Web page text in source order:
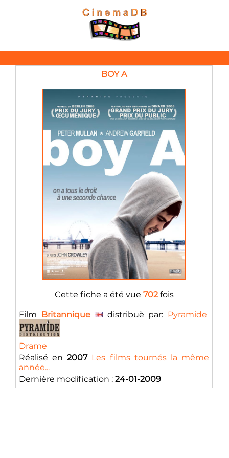
BOY A
Cette fiche a été vue 702fois
Film Britannique distribuè par: Pyramide
Drame
Réalisé en2007 Les films tournés la même
année...
Dernière modification : 24-01-2009